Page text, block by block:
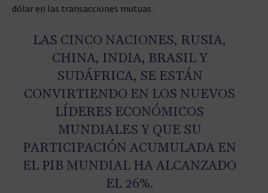
dólar en las transacciones mutuas.
LAS CINCO NACIONES, RUSIA,
CHINA, INDIA, BRASIL Y
SUDÁFRICA, SE ESTÁN
CONVIRTIENDO EN LOS NUEVOS
LÍDERES ECONÓMICOS
MUNDIALES Y QUE SU
PARTICIPACIÓN ACUMULADA EN
EL PIB MUNDIAL HA ALCANZADO
EL 26%.